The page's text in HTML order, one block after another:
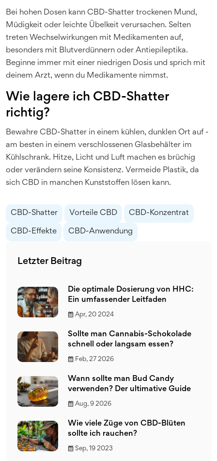
Bei hohen Dosen kann CBD-Shatter trockenen Mund,
Müdigkeit oder leichte Übelkeit verursachen. Selten
treten Wechselwirkungen mit Medikamenten auf,
besonders mit Blutverdünnern oder Antiepileptika.
Beginne immer mit einer niedrigen Dosis und sprich mit
deinem Arzt, wenn du Medikamente nimmst.
Wie lagere ich CBD-Shatter
richtig?
Bewahre CBD-Shatter in einem kühlen, dunklen Ort auf -
am besten in einem verschlossenen Glasbehälter im
Kühlschrank. Hitze, Licht und Luft machen es brüchig
oder verändern seine Konsistenz. Vermeide Plastik, da
sich CBD in manchen Kunststoffen lösen kann.
CBD-Shatter Vorteile CBD CBD-Konzentrat
CBD-Effekte CBD-Anwendung
Letzter Beitrag
Die optimale Dosierung von HHC:
Ein umfassender Leitfaden
Apr, 20 2024
Sollte man Cannabis-Schokolade
schnell oder langsam essen?
Feb, 27 2026
Wann sollte man Bud Candy
verwenden? Der ultimative Guide
Aug, 9 2026
Wie viele Züge von CBD-Blüten
sollte ich rauchen?
Sep, 19 2023